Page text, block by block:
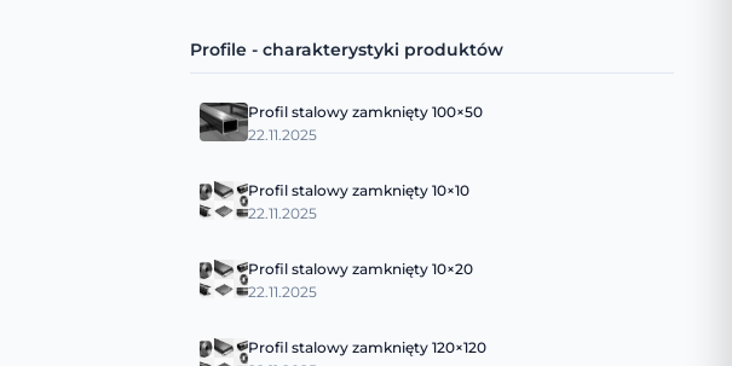
Profile - charakterystyki produktów
Profil stalowy zamknięty 100×50
22.11.2025
Profil stalowy zamknięty 10×10
22.11.2025
Profil stalowy zamknięty 10×20
22.11.2025
Profil stalowy zamknięty 120×120